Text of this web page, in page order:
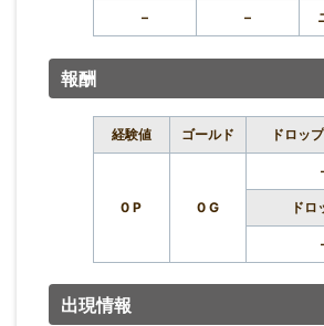
– –
報酬
経験値 ゴールド ドロッ
0 P 0 G ドロ
出現情報